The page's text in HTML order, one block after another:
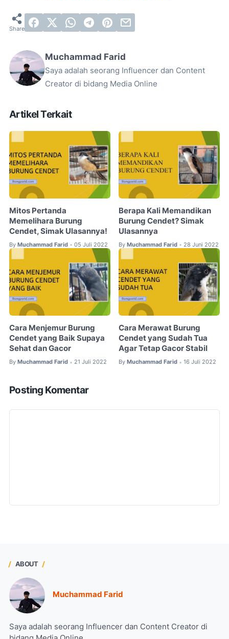
Muchammad Farid
Saya adalah seorang Influencer dan Content
Creator di bidang Media Online
Artikel Terkait
Mitos Pertanda
Memelihara Burung
Cendet, Simak Ulasannya!
By Muchammad Farid • 05 Juli 2022
Berapa Kali Memandikan
Burung Cendet? Simak
Ulasannya
By Muchammad Farid • 28 Juni 2022
Cara Menjemur Burung
Cendet yang Baik Supaya
Sehat dan Gacor
By Muchammad Farid • 21 Juli 2022
Cara Merawat Burung
Cendet yang Sudah Tua
Agar Tetap Gacor Stabil
By Muchammad Farid • 16 Juli 2022
Posting Komentar
ABOUT
Muchammad Farid
Saya adalah seorang Influencer dan Content Creator di